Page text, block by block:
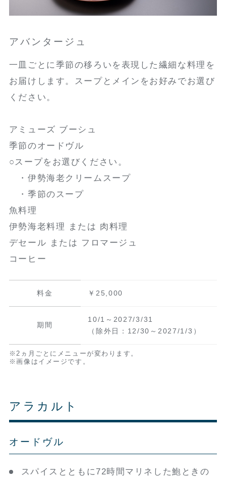
アバンタージュ
一皿ごとに季節の移ろいを表現した繊細な料理を
お届けします。スープとメインをお好みでお選び
ください。
アミューズ ブーシュ
季節のオードヴル
○スープをお選びください。
・伊勢海老クリームスープ
・季節のスープ
魚料理
伊勢海老料理 または 肉料理
デセール または フロマージュ
コーヒー
料金 ￥25,000
期間
10/1～2027/3/31
（除外日：12/30～2027/1/3）
※2ヵ月ごとにメニューが変わります。
※画像はイメージです。
アラカルト
オードヴル
スパイスとともに72時間マリネした鮑ときの